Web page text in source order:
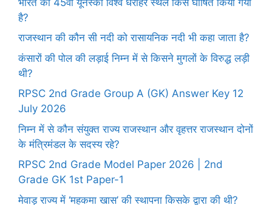
है?
राजस्थान की कौन सी नदी को रासायनिक नदी भी कहा जाता है?
कंसारों की पोल की लड़ाई निम्न में से किसने मुगलों के विरुद्ध लड़ी
थी?
RPSC 2nd Grade Group A (GK) Answer Key 12
July 2026
निम्न में से कौन संयुक्त राज्य राजस्थान और वृहत्तर राजस्थान दोनों
के मंत्रिमंडल के सदस्य रहे?
RPSC 2nd Grade Model Paper 2026 | 2nd
Grade GK 1st Paper-1
मेवाड़ राज्य में ‘महकमा खास’ की स्थापना किसके द्वारा की थी?